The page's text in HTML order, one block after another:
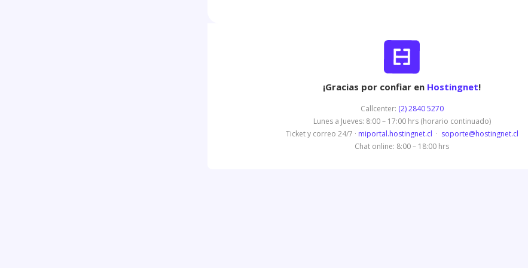
¡Gracias por confiar en Hostingnet!
Callcenter: (2) 2840 5270
Lunes a Jueves: 8:00 – 17:00 hrs (horario continuado)
Ticket y correo 24/7 · miportal.hostingnet.cl · soporte@hostingnet.cl
Chat online: 8:00 – 18:00 hrs